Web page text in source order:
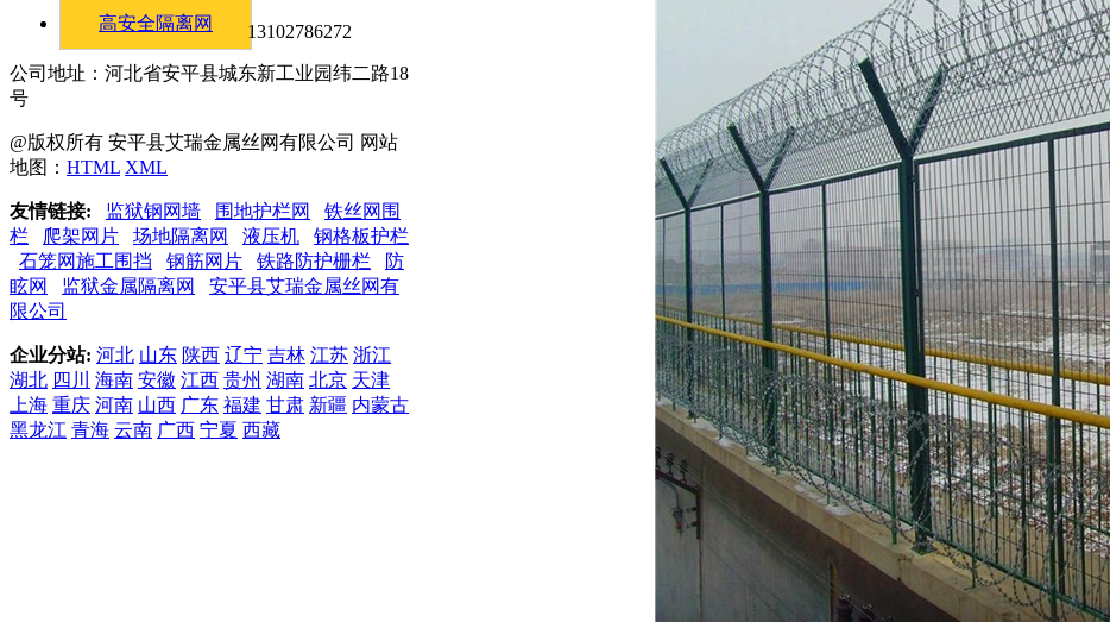
高安全隔离网 13102786272
公司地址：河北省安平县城东新工业园纬二路18
号
@版权所有 安平县艾瑞金属丝网有限公司 网站
地图： HTML XML
友情链接: 监狱钢网墙 围地护栏网
铁丝网围
栏
爬架网片 场地隔离网 液压机
钢格板护栏
石笼网施工围挡
钢筋网片 铁路防护栅栏
防
眩网
监狱金属隔离网
安平县艾瑞金属丝网有
限公司
企业分站: 河北 山东 陕西 辽宁 吉林 江苏 浙江
湖北 四川 海南 安徽 江西 贵州 湖南 北京 天津
上海 重庆 河南 山西 广东 福建 甘肃 新疆 内蒙古
黑龙江 青海 云南 广西 宁夏 西藏